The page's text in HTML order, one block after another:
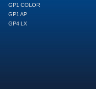
GP1 COLOR
GP1 AP
GP4 LX